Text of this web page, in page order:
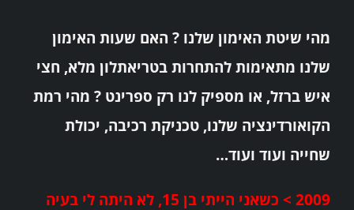
מהי שיטת האימון שלנו ? האם שעות האימון
שלנו מתאימות להתחרות בטריאתלון מלא, חצי
איש ברזל, או מספיק לנו רק ספרינט ? מהי רמת
הקואורדינציה שלנו, טכניקת רכיבה, יכולת
שחייה ועוד ועוד…
2009 > כשאני הייתי בן 15, לא היתה לי בעיה